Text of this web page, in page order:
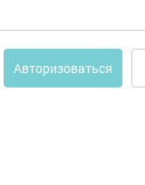
Авторизоваться